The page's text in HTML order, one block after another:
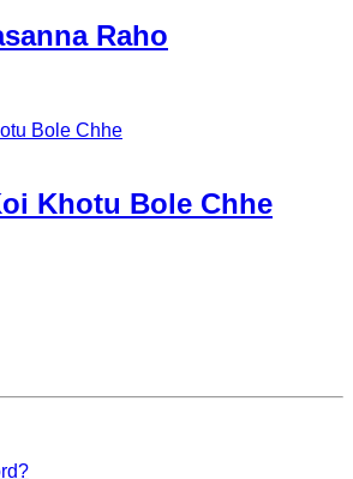
Raho
Khotu Bole Chhe